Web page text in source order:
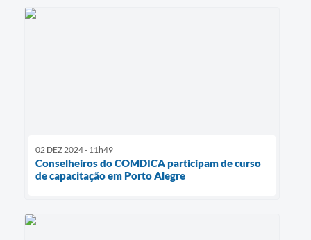
02 DEZ 2024 - 11h49
Conselheiros do COMDICA participam de curso
de capacitação em Porto Alegre